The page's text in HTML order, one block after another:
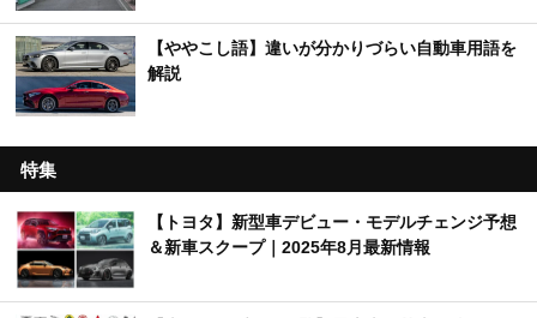
【ややこし語】違いが分かりづらい自動車用語を
解説
特集
【トヨタ】新型車デビュー・モデルチェンジ予想
＆新車スクープ｜2025年8月最新情報